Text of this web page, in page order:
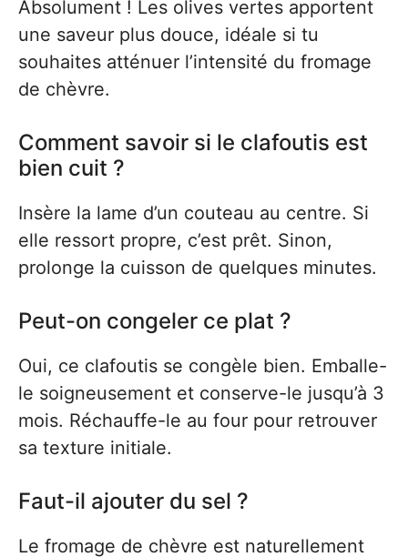
Absolument ! Les olives vertes apportent
une saveur plus douce, idéale si tu
souhaites atténuer l’intensité du fromage
de chèvre.
Comment savoir si le clafoutis est
bien cuit ?
Insère la lame d’un couteau au centre. Si
elle ressort propre, c’est prêt. Sinon,
prolonge la cuisson de quelques minutes.
Peut-on congeler ce plat ?
Oui, ce clafoutis se congèle bien. Emballe-
le soigneusement et conserve-le jusqu’à 3
mois. Réchauffe-le au four pour retrouver
sa texture initiale.
Faut-il ajouter du sel ?
Le fromage de chèvre est naturellement